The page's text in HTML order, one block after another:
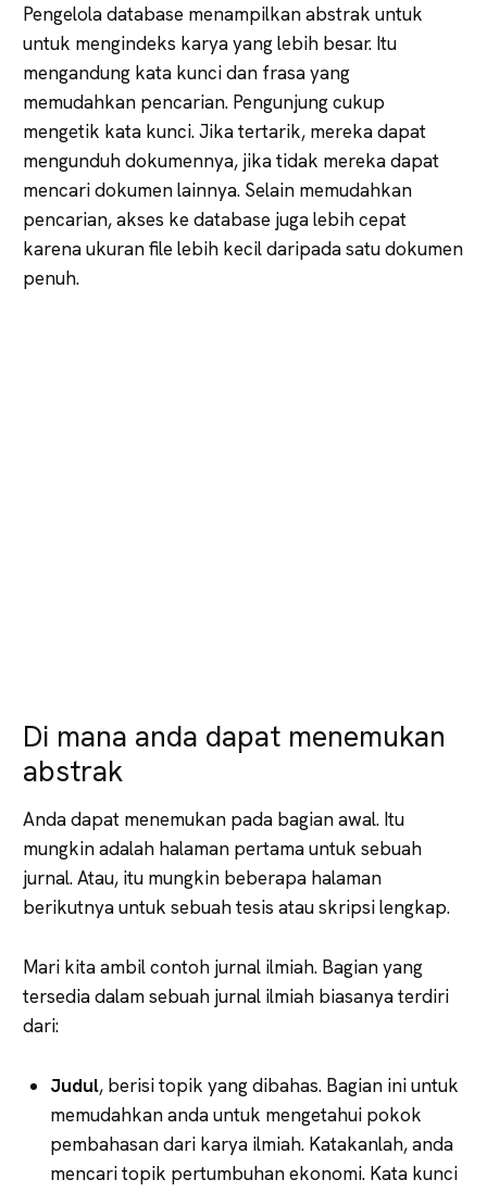
Pengelola database menampilkan abstrak untuk
untuk mengindeks karya yang lebih besar. Itu
mengandung kata kunci dan frasa yang
memudahkan pencarian. Pengunjung cukup
mengetik kata kunci. Jika tertarik, mereka dapat
mengunduh dokumennya, jika tidak mereka dapat
mencari dokumen lainnya. Selain memudahkan
pencarian, akses ke database juga lebih cepat
karena ukuran file lebih kecil daripada satu dokumen
penuh.
Di mana anda dapat menemukan
abstrak
Anda dapat menemukan pada bagian awal. Itu
mungkin adalah halaman pertama untuk sebuah
jurnal. Atau, itu mungkin beberapa halaman
berikutnya untuk sebuah tesis atau skripsi lengkap.
Mari kita ambil contoh jurnal ilmiah. Bagian yang
tersedia dalam sebuah jurnal ilmiah biasanya terdiri
dari:
Judul, berisi topik yang dibahas. Bagian ini untuk
memudahkan anda untuk mengetahui pokok
pembahasan dari karya ilmiah. Katakanlah, anda
mencari topik pertumbuhan ekonomi. Kata kunci